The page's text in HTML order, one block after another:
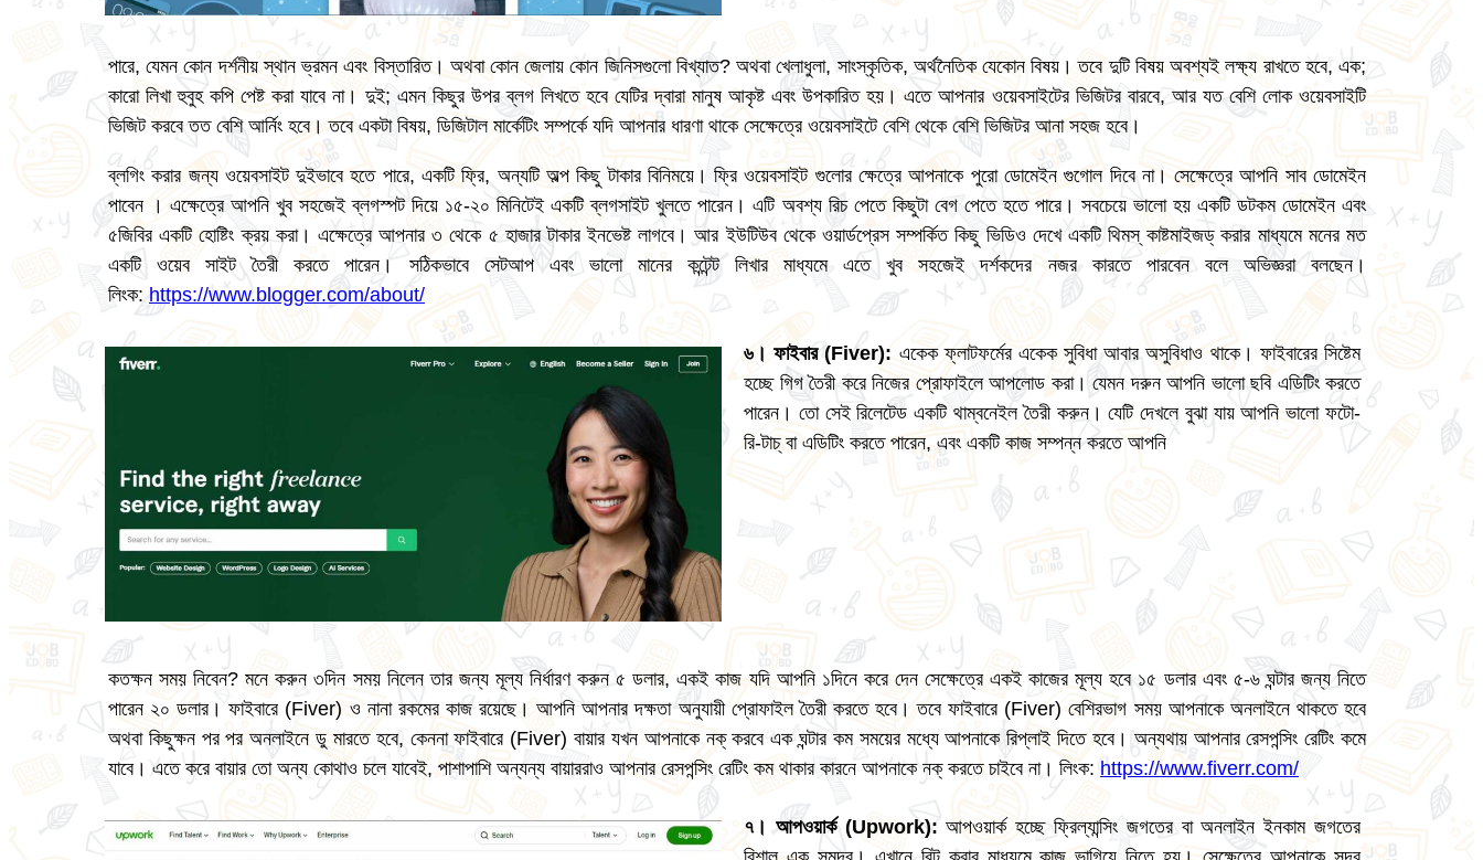
পারে, যেমন কোন দর্শনীয় স্থান ভ্রমন এবং বিস্তারিত। অথবা কোন জেলায় কোন জিনিসগুলো বিখ্যাত? অথবা খেলাধুলা, সাংস্কৃতিক, অর্থনৈতিক যেকোন বিষয়। তবে দুটি বিষয় অবশ্যই লক্ষ্য রাখতে হবে, এক;
কারো লিখা হুবুহ কপি পেষ্ট করা যাবে না। দুই; এমন কিছুর উপর ব্লগ লিখতে হবে যেটির দ্বারা মানুষ আকৃষ্ট এবং উপকারিত হয়। এতে আপনার ওয়েবসাইটের ভিজিটর বারবে, আর যত বেশি লোক ওয়েবসাইটি
ভিজিট করবে তত বেশি আর্নিং হবে। তবে একটা বিষয়, ডিজিটাল মার্কেটিং সম্পর্কে যদি আপনার ধারণা থাকে সেক্ষেত্রে ওয়েবসাইটে বেশি থেকে বেশি ভিজিটর আনা সহজ হবে।
ব্লগিং করার জন্য ওয়েবসাইট দুইভাবে হতে পারে, একটি ফ্রি, অন্যটি অল্প কিছু টাকার বিনিময়ে। ফ্রি ওয়েবসাইট গুলোর ক্ষেত্রে আপনাকে পুরো ডোমেইন গুগোল দিবে না। সেক্ষেত্রে আপনি সাব ডোমেইন
পাবেন । এক্ষেত্রে আপনি খুব সহজেই ব্লগস্পট দিয়ে ১৫-২০ মিনিটেই একটি ব্লগসাইট খুলতে পারেন। এটি অবশ্য রিচ পেতে কিছুটা বেগ পেতে হতে পারে। সবচেয়ে ভালো হয় একটি ডটকম ডোমেইন এবং
৫জিবির একটি হোষ্টিং ক্রয় করা। এক্ষেত্রে আপনার ৩ থেকে ৫ হাজার টাকার ইনভেষ্ট লাগবে। আর ইউটিউব থেকে ওয়ার্ডপ্রেস সম্পর্কিত কিছু ভিডিও দেখে একটি থিমস্ কাষ্টমাইজড্ করার মাধ্যমে মনের মত
একটি ওয়েব সাইট তৈরী করতে পারেন। সঠিকভাবে সেটআপ এবং ভালো মানের কন্টেন্ট লিখার মাধ্যমে এতে খুব সহজেই দর্শকদের নজর কারতে পারবেন বলে অভিজ্ঞরা বলছেন।
লিংক: https://www.blogger.com/about/
৬।ফাইবার(Fiver): একেক ফ্লাটফর্মের একেক সুবিধা আবার অসুবিধাও থাকে। ফাইবারের সিষ্টেম
হচ্ছে গিগ তৈরী করে নিজের প্রোফাইলে আপলোড করা। যেমন দরুন আপনি ভালো ছবি এডিটিং করতে
পারেন। তো সেই রিলেটেড একটি থাম্বনেইল তৈরী করুন। যেটি দেখলে বুঝা যায় আপনি ভালো ফটো-
রি-টাচ্ বা এডিটিং করতে পারেন, এবং একটি কাজ সম্পন্ন করতে আপনি
কতক্ষন সময় নিবেন? মনে করুন ৩দিন সময় নিলেন তার জন্য মূল্য নির্ধারণ করুন ৫ ডলার, একই কাজ যদি আপনি ১দিনে করে দেন সেক্ষেত্রে একই কাজের মূল্য হবে ১৫ ডলার এবং ৫-৬ ঘন্টার জন্য নিতে
পারেন ২০ ডলার। ফাইবারে (Fiver) ও নানা রকমের কাজ রয়েছে। আপনি আপনার দক্ষতা অনুযায়ী প্রোফাইল তৈরী করতে হবে। তবে ফাইবারে (Fiver) বেশিরভাগ সময় আপনাকে অনলাইনে থাকতে হবে
অথবা কিছুক্ষন পর পর অনলাইনে ডু মারতে হবে, কেননা ফাইবারে (Fiver) বায়ার যখন আপনাকে নক্ করবে এক ঘন্টার কম সময়ের মধ্যে আপনাকে রিপ্লাই দিতে হবে। অন্যথায় আপনার রেসপন্সিং রেটিং কমে
যাবে। এতে করে বায়ার তো অন্য কোথাও চলে যাবেই, পাশাপাশি অন্যন্য বায়াররাও আপনার রেসপন্সিং রেটিং কম থাকার কারনে আপনাকে নক্ করতে চাইবে না। লিংক: https://www.fiverr.com/
৭। আপওয়ার্ক (Upwork):আপওয়ার্ক হচ্ছে ফ্রিল্যান্সিং জগতের বা অনলাইন ইনকাম জগতের